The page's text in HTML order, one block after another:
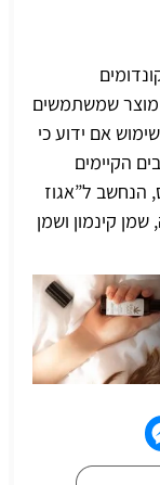
מוצר שמשתמשים
אם ידוע כי
הקיימים
הנחשב ל”אגוז
קינמון ושמן